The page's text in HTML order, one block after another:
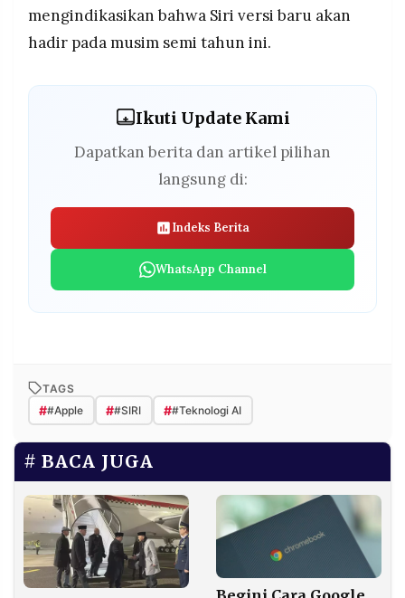
mengindikasikan bahwa Siri versi baru akan
hadir pada musim semi tahun ini.
Ikuti Update Kami
Dapatkan berita dan artikel pilihan
langsung di:
Indeks Berita
WhatsApp Channel
TAGS
##Apple ##SIRI ##Teknologi AI
BACA JUGA